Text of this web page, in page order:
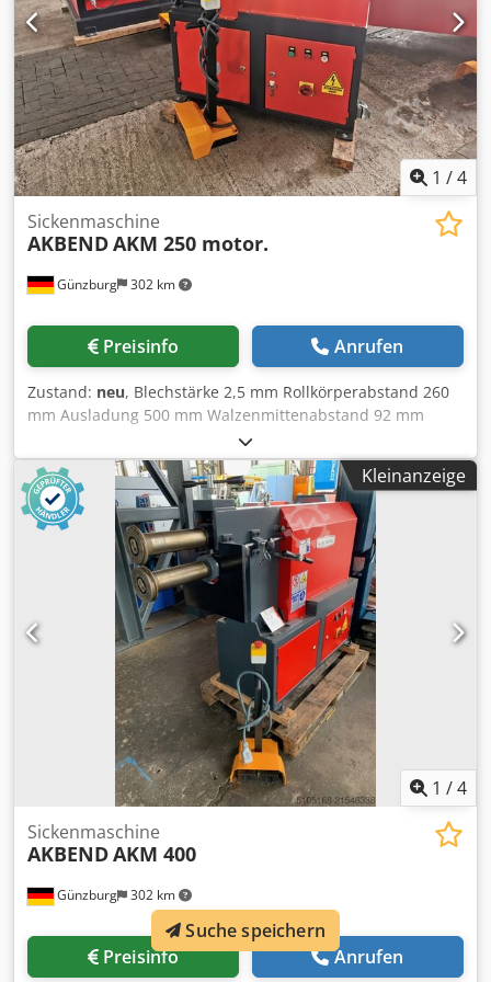
1 /4
Günzburg 302 km
Sickenmaschine
AKBENDAKM 250 motor.
Preisinfo Anrufen
Zustand: neu, Blechstärke 2,5 mm Rollkörperabstand 260
mm Ausladung 500 mm Walzenmittenabstand 92 mm
Dcedpfsyvvq Rex Abmsk Aufnahme 35 mm
Geschwindigkeit 3,5 m/min Gesamtleistungsbedarf 1,5 kW
Maschinengewicht ca. 295 kg Raumbedarf ca.
1200x700x1200 mm Ausstattung: - motorisch angetriebene
Sickenmaschine - 3 Satz Sickenwalzen - Fußschalter
Kleinanzeige
1 /4
Günzburg 302 km
Sickenmaschine
AKBENDAKM 400
Preisinfo Anrufen
Suche speichern